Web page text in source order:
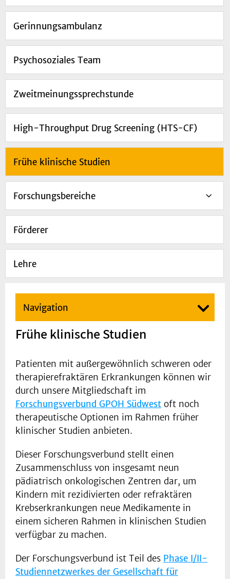
Gerinnungsambulanz
Psychosoziales Team
Zweitmeinungssprechstunde
High-Throughput Drug Screening (HTS-CF)
Frühe klinische Studien
Forschungsbereiche
Förderer
Lehre
Navigation
Frühe klinische Studien
Patienten mit außergewöhnlich schweren oder
therapierefraktären Erkrankungen können wir
durch unsere Mitgliedschaft im
Forschungsverbund GPOH Südwest oft noch
therapeutische Optionen im Rahmen früher
klinischer Studien anbieten.
Dieser Forschungsverbund stellt einen
Zusammenschluss von insgesamt neun
pädiatrisch onkologischen Zentren dar, um
Kindern mit rezidivierten oder refraktären
Krebserkrankungen neue Medikamente in
einem sicheren Rahmen in klinischen Studien
verfügbar zu machen.
Der Forschungsverbund ist Teil des Phase I/II-
Studiennetzwerkes der Gesellschaft für